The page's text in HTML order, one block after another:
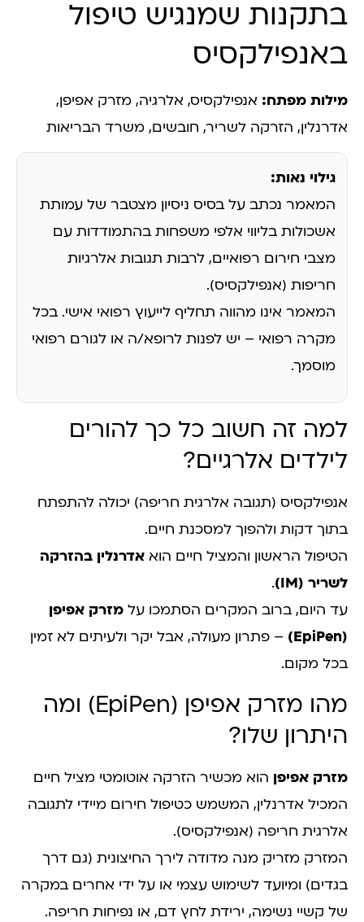
בתקנות שמנגיש טיפול
באנפילקסיס
מילות מפתח: אנפילקסיס, אלרגיה, מזרק אפיפן,
אדרנלין, הזרקה לשריר, חובשים, משרד הבריאות
גילוי נאות:
המאמר נכתב על בסיס ניסיון מצטבר של עמותת
אשכולות בליווי אלפי משפחות בהתמודדות עם
מצבי חירום רפואיים, לרבות תגובות אלרגיות
חריפות (אנפילקסיס).
המאמר אינו מהווה תחליף לייעוץ רפואי אישי. בכל
מקרה רפואי – יש לפנות לרופא/ה או לגורם רפואי
מוסמך.
למה זה חשוב כל כך להורים
לילדים אלרגיים?
אנפילקסיס (תגובה אלרגית חריפה) יכולה להתפתח
בתוך דקות ולהפוך למסכנת חיים.
הטיפול הראשון והמציל חיים הוא אדרנלין בהזרקה
לשריר (IM)
.
עד היום, ברוב המקרים הסתמכו על מזרק אפיפן
(EpiPen)
– פתרון מעולה, אבל יקר ולעיתים לא זמין
בכל מקום.
מהו מזרק אפיפן (EpiPen) ומה
היתרון שלו?
מזרק אפיפן הוא מכשיר הזרקה אוטומטי מציל חיים
המכיל אדרנלין, המשמש כטיפול חירום מיידי לתגובה
אלרגית חריפה (אנפילקסיס).
המזרק מזריק מנה מדודה לירך החיצונית (גם דרך
בגדים) ומיועד לשימוש עצמי או על ידי אחרים במקרה
של קשיי נשימה, ירידת לחץ דם, או נפיחות חריפה.